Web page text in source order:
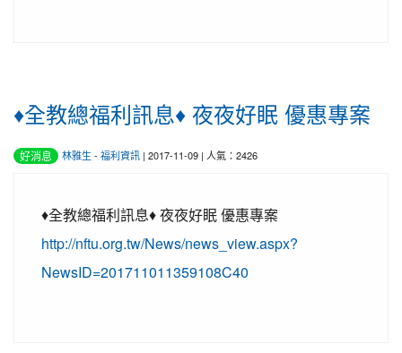
♦全教總福利訊息♦ 夜夜好眠 優惠專案
好消息 林雅生 - 福利資訊 | 2017-11-09 | 人氣：2426
♦全教總福利訊息♦ 夜夜好眠 優惠專案
http://nftu.org.tw/News/news_view.aspx?
NewsID=201711011359108C40